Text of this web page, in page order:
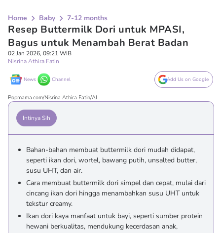
Home Baby 7-12 months
Resep Buttermilk Dori untuk MPASI,
Bagus untuk Menambah Berat Badan
02 Jan 2026, 09:21 WIB
Nisrina Athira Fatin
News Channel Add Us on Google
Popmama.com/Nisrina Athira Fatin/AI
Intinya Sih
Bahan-bahan membuat buttermilk dori mudah didapat,
seperti ikan dori, wortel, bawang putih, unsalted butter,
susu UHT, dan air.
Cara membuat buttermilk dori simpel dan cepat, mulai dari
cincang ikan dori hingga menambahkan susu UHT untuk
tekstur creamy.
Ikan dori kaya manfaat untuk bayi, seperti sumber protein
hewani berkualitas, mendukung kecerdasan anak,